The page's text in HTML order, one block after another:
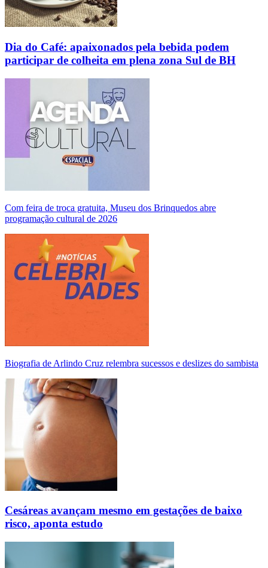
Dia do Café: apaixonados pela bebida podem
participar de colheita em plena zona Sul de BH
Com feira de troca gratuita, Museu dos Brinquedos abre
programação cultural de 2026
Biografia de Arlindo Cruz relembra sucessos e deslizes do sambista
Cesáreas avançam mesmo em gestações de baixo
risco, aponta estudo